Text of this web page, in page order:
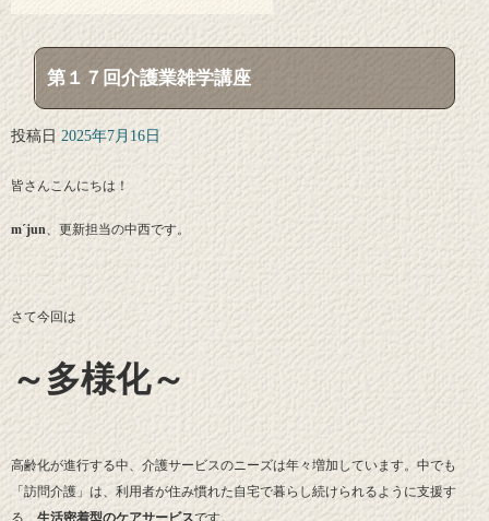
第１７回介護業雑学講座
投稿日 2025年7月16日
皆さんこんにちは！
m´jun 、更新担当の中西です。
さて今回は
～多様化～
高齢化が進行する中、介護サービスのニーズは年々増加しています。中でも
「訪問介護」は、利用者が住み慣れた自宅で暮らし続けられるように支援す
る、 生活密着型のケアサービスです。